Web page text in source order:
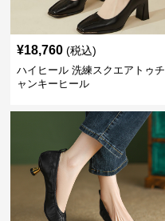
¥18,760 (税込)
ハイヒール 洗練スクエアトゥチ
ャンキーヒール